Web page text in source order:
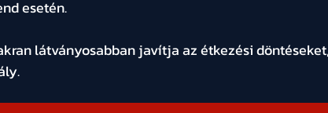
esetén.
látványosabban javítja az étkezési